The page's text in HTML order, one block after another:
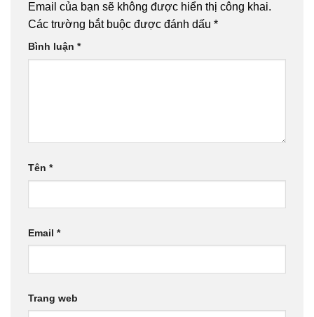
Email của bạn sẽ không được hiển thị công khai.
Các trường bắt buộc được đánh dấu *
Bình luận *
Tên *
Email *
Trang web